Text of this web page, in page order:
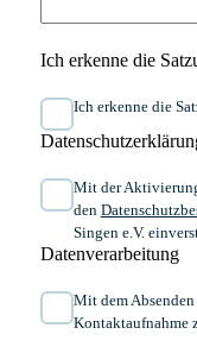
Ich erkenne die
Ich erkenne die
Mit der
den
Singen e.V.
Datenverarbeitung
Mit dem
Kontaktaufnahme